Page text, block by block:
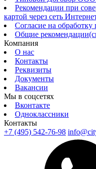
Рекомендации при
картой через сеть
Согласие на
Общие
Компания
О нас
Контакты
Реквизиты
Документы
Вакансии
Мы в соцсетях
Вконтакте
Одноклассники
Контакты
+7 (495) 542-76-98